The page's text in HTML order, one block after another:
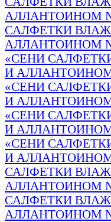
АЛЛАНТОИНОМ
САЛФЕТКИ
АЛЛАНТОИНОМ
«СЕНИ
И АЛЛАНТОИНОМ
«СЕНИ
И АЛЛАНТОИНОМ
«СЕНИ
И АЛЛАНТОИНОМ
«СЕНИ
И АЛЛАНТОИНОМ
САЛФЕТКИ
АЛЛАНТОИНОМ
САЛФЕТКИ
АЛЛАНТОИНОМ